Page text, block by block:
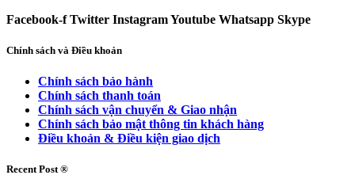
Facebook-f Twitter InstagramYoutube Whatsapp Skype
Chính sách và Điều khoản
Chính sách bảo hành
Chính sách thanh toán
Chính sách vận chuyển & Giao nhận
Chính sách bảo mật thông tin khách hàng
Điều khoản & Điều kiện giao dịch
Recent Post ®